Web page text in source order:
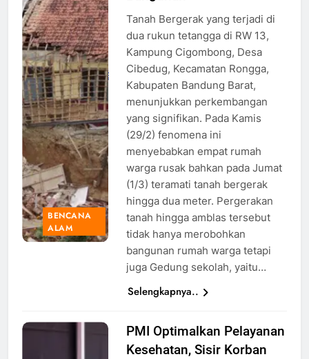
Akibat
Tanah
Bergerak,
Sumber:
beritalingkungan.com
BENCANA
ALAM
Tanah Bergerak yang terjadi di
dua rukun tetangga di RW 13,
Kampung Cigombong, Desa
Cibedug, Kecamatan Rongga,
Kabupaten Bandung Barat,
menunjukkan perkembangan
yang signifikan. Pada Kamis
(29/2) fenomena ini
menyebabkan empat rumah
warga rusak bahkan pada Jumat
(1/3) teramati tanah bergerak
hingga dua meter. Pergerakan
tanah hingga amblas tersebut
tidak hanya merobohkan
bangunan rumah warga tetapi
juga Gedung sekolah, yaitu…
Selengkapnya..
PMI Optimalkan Pelayanan
Kesehatan, Sisir Korban